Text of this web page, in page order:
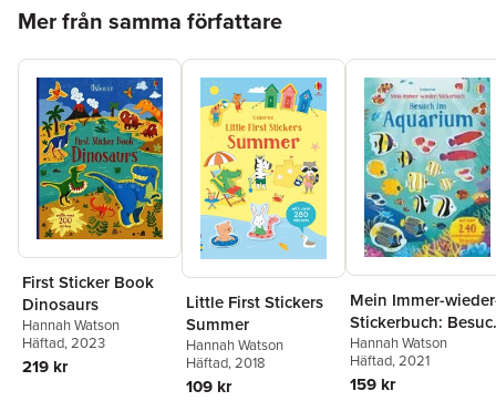
Mer från samma författare
First Sticker Book
Dinosaurs
Hannah Watson
Häftad, 2023
219 kr
Little First Stickers
Summer
Hannah Watson
Häftad, 2018
109 kr
Mein Immer-
Stickerbuch:
im Aquarium
Hannah Watson
Häftad, 2021
159 kr